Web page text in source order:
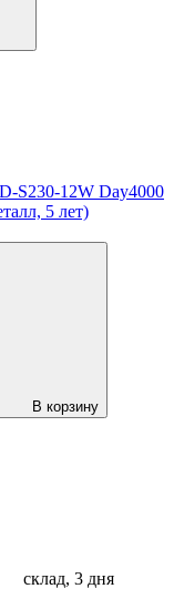
S230-12W Day4000
5 лет)
В корзину
склад, 3 дня